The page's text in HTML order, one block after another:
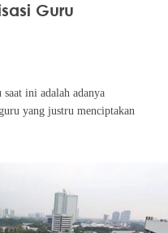
Guru
ini adalah adanya
yang justru menciptakan